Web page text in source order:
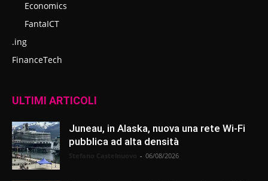
Economics
FantaICT
.ing
FinanceTech
ULTIMI ARTICOLI
Juneau, in Alaska, nuova una rete Wi-Fi
pubblica ad alta densità
- 06/08/2026